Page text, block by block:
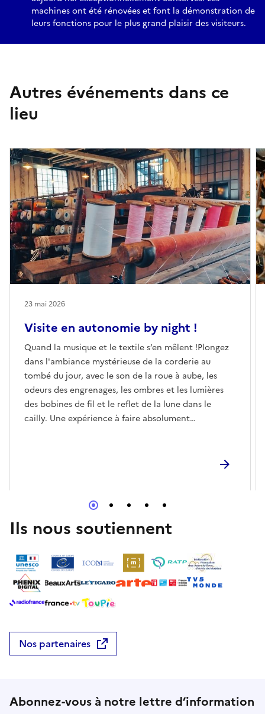
machines ont été rénovées et font la démonstration de
leurs fonctions pour le plus grand plaisir des visiteurs.
Autres événements dans ce
lieu
Visite en autonomie by night !
Quand la musique et le textile s’en mêlent !Plongez
dans l'ambiance mystérieuse de la corderie au
tombé du jour, avec le son de la roue à aube, les
odeurs des engrenages, les ombres et les lumières
des bobines de fil et le reflet de la lune dans le
cailly. Une expérience à faire absolument…
23 mai 2026
Ils nous soutiennent
Nos partenaires
Abonnez-vous à notre lettre d’information